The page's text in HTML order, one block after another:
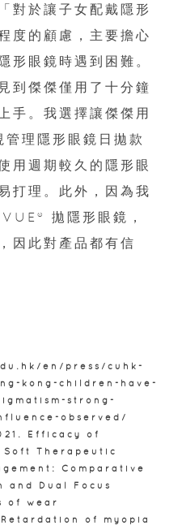
對於讓子女配戴隱形
度的顧慮，主要擔心
形眼鏡時遇到困難。
到傑傑僅用了十分鐘
手。我選擇讓傑傑用
理隱形眼鏡日拋款
用週期較久的隱形眼
打理。此外，因為我
拋隱形眼鏡，
因此對產品都有信
en/press/cuhk-
kong-children-have-
strong-
observed/
Efficacy of
Soft Therapeutic
Comparative
and Dual Focus
of wear
of myopia